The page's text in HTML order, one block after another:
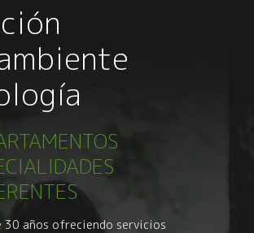
30 años ofreciendo servicios